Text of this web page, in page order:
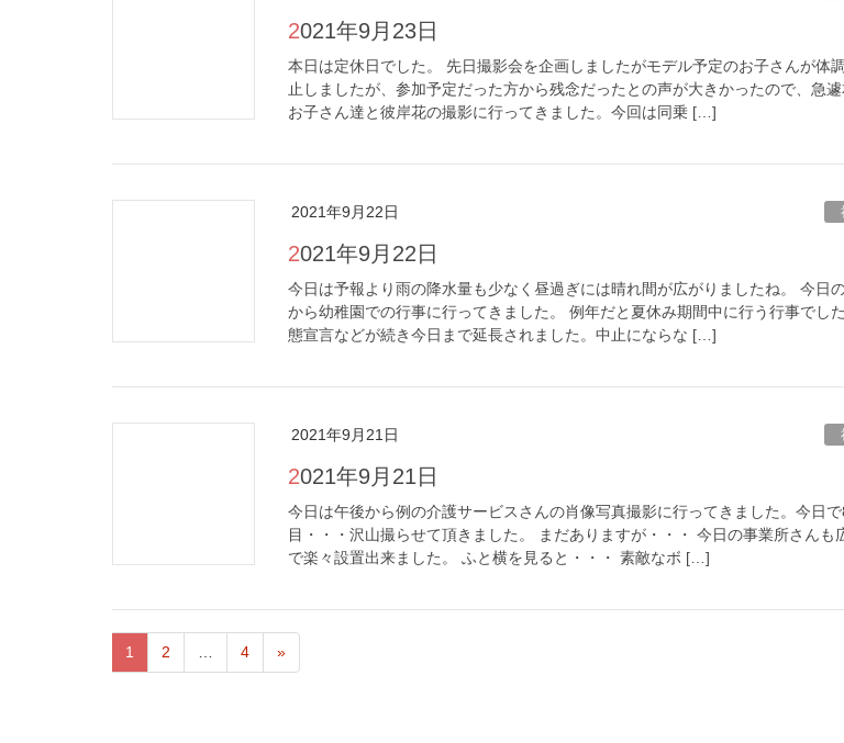
2021年9月23日
本日は定休日でした。 先日撮影会を企画しましたがモデル予定のお子さんが体
止しましたが、参加予定だった方から残念だったとの声が大きかったので、急
お子さん達と彼岸花の撮影に行ってきました。今回は同乗 […]
2021年9月22日
2021年9月22日
今日は予報より雨の降水量も少なく昼過ぎには晴れ間が広がりましたね。 今日
から幼稚園での行事に行ってきました。 例年だと夏休み期間中に行う行事でし
態宣言などが続き今日まで延長されました。中止にならな […]
2021年9月21日
2021年9月21日
今日は午後から例の介護サービスさんの肖像写真撮影に行ってきました。今日
目・・・沢山撮らせて頂きました。 まだありますが・・・ 今日の事業所さんも
で楽々設置出来ました。 ふと横を見ると・・・ 素敵なボ […]
1 2 4 »